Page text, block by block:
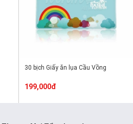
30 bịch Giấy ăn lụa Cầu Vồng
199,000đ